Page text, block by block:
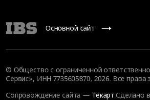
Основной сайт
© Общество с ограниченной
Сервис», ИНН 7735605870, 2026. Все
Сопровождение сайта — Текарт.Сделано в